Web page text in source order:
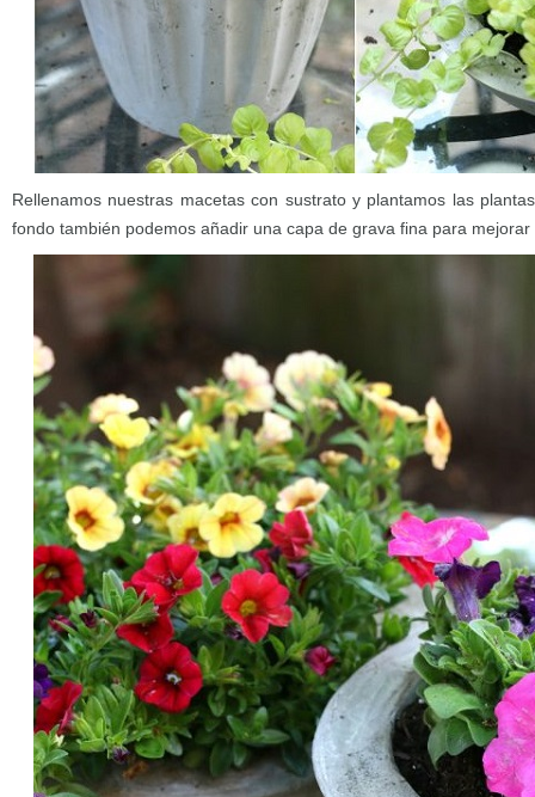
Rellenamos nuestras macetas con sustrato y plantamos las
fondo también podemos añadir una capa de grava fina para mejorar